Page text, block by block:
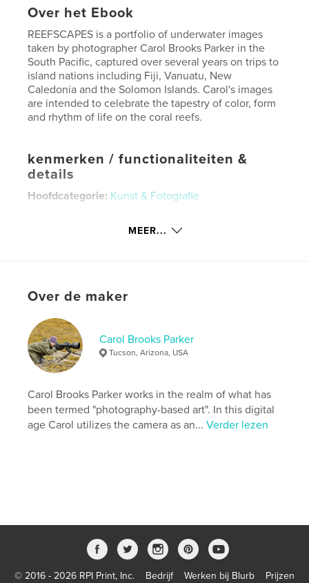
Over het Ebook
REEFSCAPES is a portfolio of underwater images
taken by photographer Carol Brooks Parker in the
South Pacific, captured over several years on trips to
island nations including Fiji, Vanuatu, New
Caledonia and the Solomon Islands. Carol's images
are intended to celebrate the tapestry of color, form
and rhythm of life on the coral reefs.
kenmerken / functionaliteiten &
details
Hoofdcategorie: Kunst & Fotografie
TaalEnglish
Islands , Solomon Caledonia
Vanuatu Fiji
, South , fish , coral , reef ,
underwater
MEER...
Over de maker
Carol Brooks Parker
Tucson, Arizona, USA
Carol Brooks Parker works in the realm of what has
been termed "photography-based art". In this digital
age Carol utilizes the camera as an...Verder lezen
© 2016 - 2026 RPI Print, Inc. Bedrijf Werken bij Blurb Prijzen